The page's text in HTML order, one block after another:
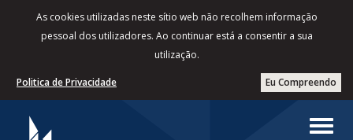
As cookies utilizadas neste sítio web não recolhem informação
pessoal dos utilizadores. Ao continuar está a consentir a sua
utilização.
Eu Compreendo
Politica de Privacidade